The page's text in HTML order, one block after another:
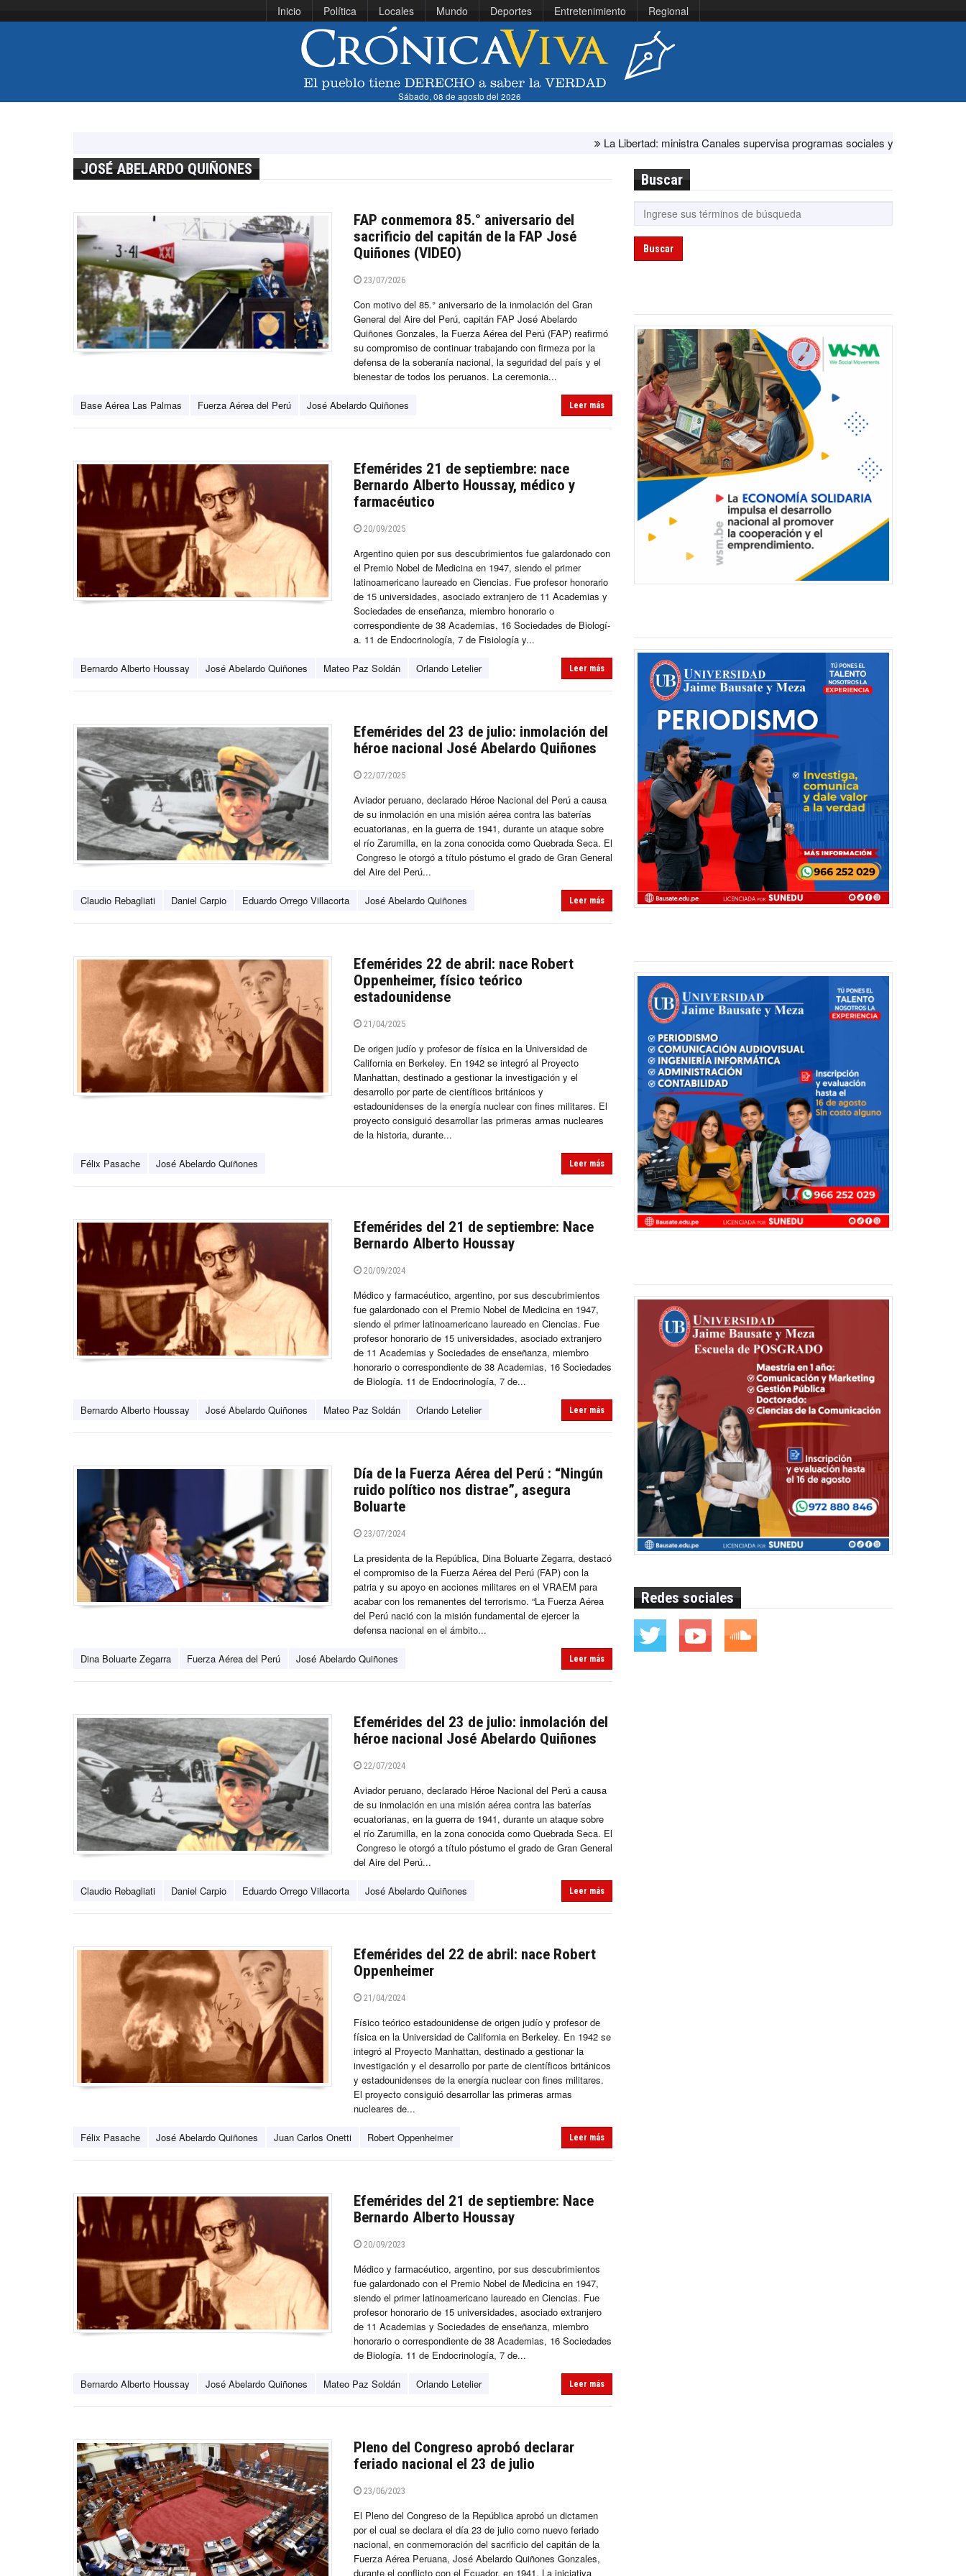
Inicio Política Locales Mundo Deportes Entretenimiento Regional
Sábado, 08 de agosto del 2026
La Libertad: ministra Canales supervisa programas sociales y acciones ante El Niño
JOSÉ ABELARDO QUIÑONES
FAP conmemora 85.° aniversario del
sacrificio del capitán de la FAP José
Quiñones (VIDEO)
23/07/2026
Con motivo del 85.° aniversario de la inmolación del Gran
General del Aire del Perú, capitán FAP José Abelardo
Quiñones Gonzales, la Fuerza Aérea del Perú (FAP) reafirmó
su compromiso de continuar trabajando con firmeza por la
defensa de la soberanía nacional, la seguridad del país y el
bienestar de todos los peruanos. La ceremonia...
Base Aérea Las Palmas Fuerza Aérea del Perú José Abelardo Quiñones Leer más
Efemérides 21 de septiembre: nace
Bernardo Alberto Houssay, médico y
farmacéutico
20/09/2025
Argentino quien por sus descubrimientos fue galardonado con
el Premio Nobel de Medicina en 1947, siendo el primer
latinoamericano laureado en Ciencias. Fue profesor honorario
de 15 universidades, asociado extranjero de 11 Academias y
Sociedades de enseñanza, miembro honorario o
correspondiente de 38 Academias, 16 Sociedades de Biologí­
a. 11 de Endocrinologí­a, 7 de Fisiologí­a y...
Bernardo Alberto Houssay José Abelardo Quiñones Mateo Paz Soldán Orlando Letelier Leer más
Efemérides del 23 de julio: inmolación del
héroe nacional José Abelardo Quiñones
22/07/2025
Aviador peruano, declarado Héroe Nacional del Perú a causa
de su inmolación en una misión aérea contra las baterías
ecuatorianas, en la guerra de 1941, durante un ataque sobre
el río Zarumilla, en la zona conocida como Quebrada Seca. El
Congreso le otorgó a título póstumo el grado de Gran General
del Aire del Perú...
Claudio Rebagliati Daniel Carpio Eduardo Orrego Villacorta José Abelardo Quiñones Leer más
Efemérides 22 de abril: nace Robert
Oppenheimer, físico teórico
estadounidense
21/04/2025
De origen judío y profesor de física en la Universidad de
California en Berkeley. En 1942 se integró al Proyecto
Manhattan, destinado a gestionar la investigación y el
desarrollo por parte de científicos británicos y
estadounidenses de la energía nuclear con fines militares. El
proyecto consiguió desarrollar las primeras armas nucleares
de la historia, durante...
Félix Pasache José Abelardo Quiñones Leer más
Efemérides del 21 de septiembre: Nace
Bernardo Alberto Houssay
20/09/2024
Médico y farmacéutico, argentino, por sus descubrimientos
fue galardonado con el Premio Nobel de Medicina en 1947,
siendo el primer latinoamericano laureado en Ciencias. Fue
profesor honorario de 15 universidades, asociado extranjero
de 11 Academias y Sociedades de enseñanza, miembro
honorario o correspondiente de 38 Academias, 16 Sociedades
de Biologí­a. 11 de Endocrinologí­a, 7 de...
Bernardo Alberto Houssay José Abelardo Quiñones Mateo Paz Soldán Orlando Letelier Leer más
Día de la Fuerza Aérea del Perú : “Ningún
ruido político nos distrae”, asegura
Boluarte
23/07/2024
La presidenta de la República, Dina Boluarte Zegarra, destacó
el compromiso de la Fuerza Aérea del Perú (FAP) con la
patria y su apoyo en acciones militares en el VRAEM para
acabar con los remanentes del terrorismo. “La Fuerza Aérea
del Perú nació con la misión fundamental de ejercer la
defensa nacional en el ámbito...
Dina Boluarte Zegarra Fuerza Aérea del Perú José Abelardo Quiñones Leer más
Efemérides del 23 de julio: inmolación del
héroe nacional José Abelardo Quiñones
22/07/2024
Aviador peruano, declarado Héroe Nacional del Perú a causa
de su inmolación en una misión aérea contra las baterías
ecuatorianas, en la guerra de 1941, durante un ataque sobre
el río Zarumilla, en la zona conocida como Quebrada Seca. El
Congreso le otorgó a título póstumo el grado de Gran General
del Aire del Perú...
Claudio Rebagliati Daniel Carpio Eduardo Orrego Villacorta José Abelardo Quiñones Leer más
Efemérides del 22 de abril: nace Robert
Oppenheimer
21/04/2024
Físico teórico estadounidense de origen judío y profesor de
física en la Universidad de California en Berkeley. En 1942 se
integró al Proyecto Manhattan, destinado a gestionar la
investigación y el desarrollo por parte de científicos británicos
y estadounidenses de la energía nuclear con fines militares.
El proyecto consiguió desarrollar las primeras armas
nucleares de...
Félix Pasache José Abelardo Quiñones Juan Carlos Onetti Robert Oppenheimer Leer más
Efemérides del 21 de septiembre: Nace
Bernardo Alberto Houssay
20/09/2023
Médico y farmacéutico, argentino, por sus descubrimientos
fue galardonado con el Premio Nobel de Medicina en 1947,
siendo el primer latinoamericano laureado en Ciencias. Fue
profesor honorario de 15 universidades, asociado extranjero
de 11 Academias y Sociedades de enseñanza, miembro
honorario o correspondiente de 38 Academias, 16 Sociedades
de Biologí­a. 11 de Endocrinologí­a, 7 de...
Bernardo Alberto Houssay José Abelardo Quiñones Mateo Paz Soldán Orlando Letelier Leer más
Pleno del Congreso aprobó declarar
feriado nacional el 23 de julio
23/06/2023
El Pleno del Congreso de la República aprobó un dictamen
por el cual se declara el día 23 de julio como nuevo feriado
nacional, en conmemoración del sacrificio del capitán de la
Fuerza Aérea Peruana, José Abelardo Quiñones Gonzales,
durante el conflicto con el Ecuador, en 1941. La iniciativa
Buscar
Buscar
Redes sociales